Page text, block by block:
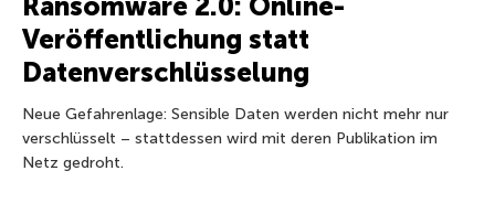
Veröffentlichung statt
Datenverschlüsselung
Neue Gefahrenlage: Sensible Daten werden nicht mehr nur
verschlüsselt – stattdessen wird mit deren Publikation im
Netz gedroht.